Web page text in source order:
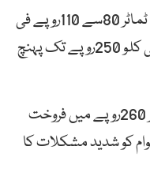
سیالکوٹ میں ایک ہفتے کے دوران ٹماٹر 80سے 110روپے فی
کلو مہنگا ہوا،سیالکوٹ میں ٹماٹر فی کلو 250روپے تک پہنچ
دوسری جانب سکھر میں فی کلوٹماٹر 260روپے میں فروخت
کو شدید مشکلات کا